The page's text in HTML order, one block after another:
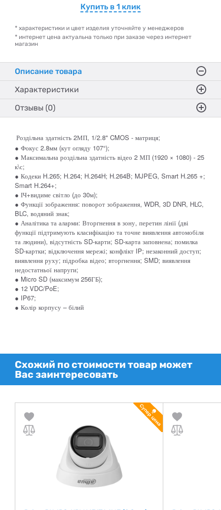
Купить в 1 клик
* характеристики и цвет изделия уточняйте у менеджеров
* интернет цена актуальна только при заказе через интернет
магазин
Описание товара
Характеристики
Отзывы (0)
Роздільна здатність 2МП, 1/2.8" CMOS - матриця;
● Фокус 2.8мм (кут огляду 107°);
● Максимальна роздільна здатність відео 2 МП (1920 × 1080) - 25
к\с;
● Кодеки H.265; H.264; H.264H; H.264B; MJPEG, Smart H.265 +;
Smart H.264+;
● ІЧ+видиме світло (до 30м);
● Функції зображення: поворот зображення, WDR, 3D DNR, HLC,
BLC, водяний знак;
● Аналітика та аларми: Вторгнення в зону, перетин лінії (дві
функції підтримують класифікацію та точне виявлення автомобіля
та людини), відсутність SD-карти; SD-карта заповнена; помилка
SD-картки; відключення мережі; конфлікт IP; незаконний доступ;
виявлення руху; підробка відео; вторгнення; SMD; виявлення
недостатньої напруги;
● Micro SD (максимум 256ГБ);
● 12 VDC/PoE;
● IP67;
● Колір корпусу – білий
Схожий по стоимости товар может
Вас заинтересовать